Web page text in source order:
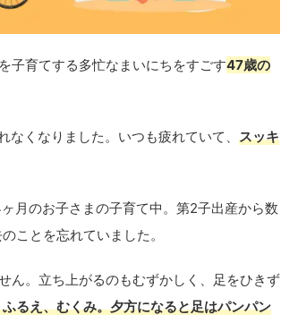
を子育てする多忙なまいにちをすごす47歳の
なくなりました。いつも疲れていて、 スッキ
月のお子さまの子育て中。第2子出産から数
ことを忘れていました。
ん。立ち上がるのもむずかしく、足をひきず
るえ、むくみ。夕方になると足はパンパン